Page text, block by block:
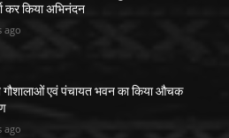
कर किया अभिनंदन
ago
गौशालाओं एवं पंचायत भवन का किया औचक
ago